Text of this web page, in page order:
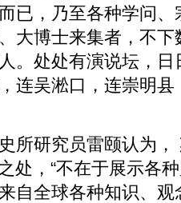
已，乃至各种学问
大博士来集者，不
。处处有演说坛，
连吴淞口，连崇明
研究员雷颐认为，
处，“不在于展示各
自全球各种知识、